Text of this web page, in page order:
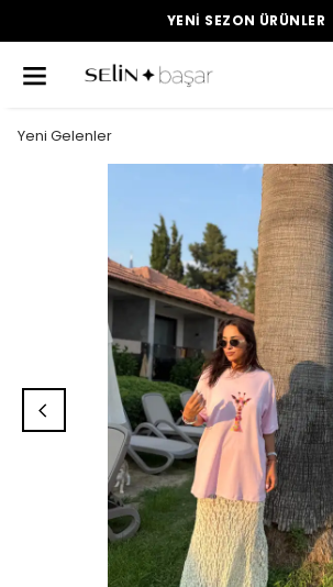
YENI SEZON ÜRÜNLER
Yeni Gelenler